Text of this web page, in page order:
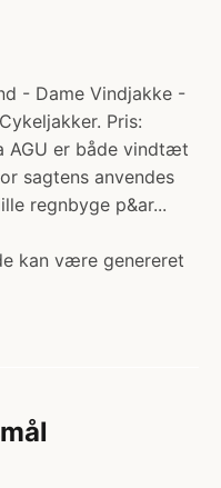
- Dame Vindjakke -
Pris:
AGU er både vindtæt
sagtens anvendes
regnbyge p&ar...
kan være genereret